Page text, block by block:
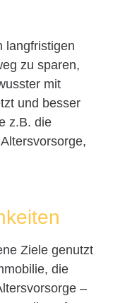
langfristigen
zu sparen,
mit
und besser
z.B. die
Ziele genutzt
die
–